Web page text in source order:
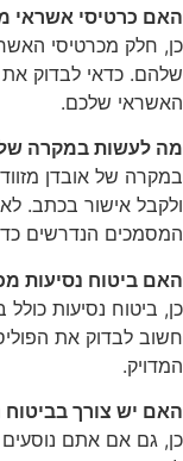
האם כרטיסי אשראי
כן, חלק מכרטיסי
שלהם. כדאי לבדוק את
האשראי שלכם.
מה לעשות במקרה של
במקרה של אובדן
ולקבל אישור בכתב.
המסמכים הנדרשים
האם ביטוח נסיעות
כן, ביטוח נסיעות
חשוב לבדוק את
המדויק.
האם יש צורך בביטוח
כן, גם אם אתם